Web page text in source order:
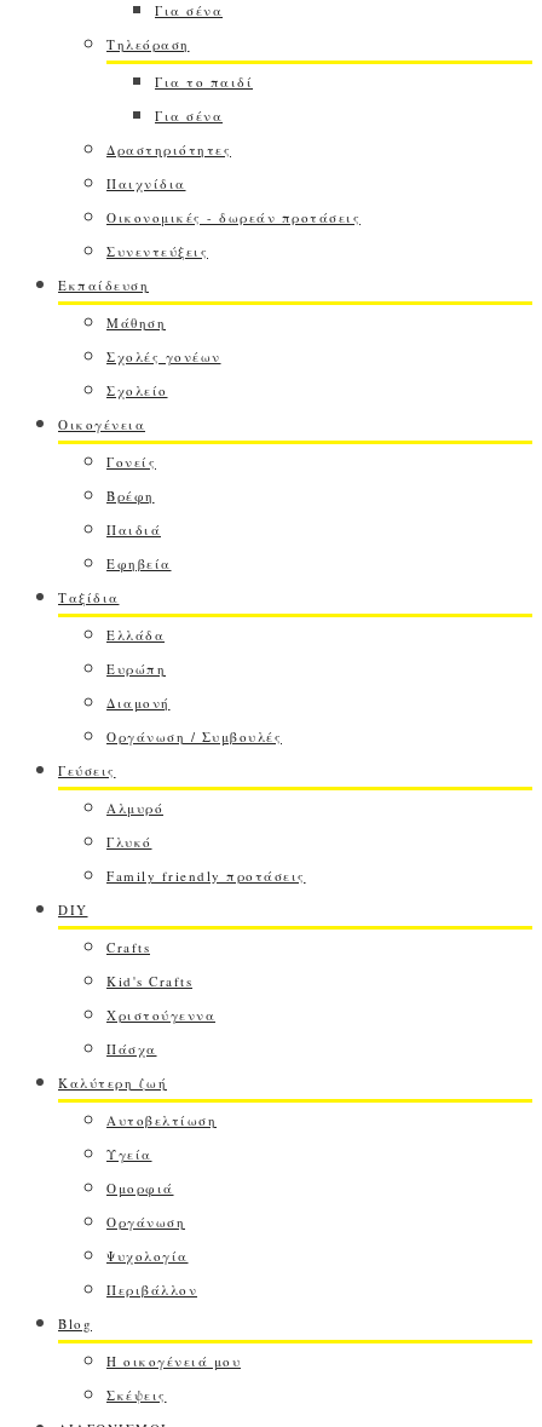
Για σένα
Τηλεόραση
Για το παιδί
Για σένα
Δραστηριότητες
Παιχνίδια
Οικονομικές - δωρεάν προτάσεις
Συνεντεύξεις
Εκπαίδευση
Μάθηση
Σχολές γονέων
Σχολείο
Οικογένεια
Γονείς
Βρέφη
Παιδιά
Εφηβεία
Ταξίδια
Ελλάδα
Ευρώπη
Διαμονή
Οργάνωση / Συμβουλές
Γεύσεις
Αλμυρό
Γλυκό
Family friendly προτάσεις
DIY
Crafts
Kid's Crafts
Χριστούγεννα
Πάσχα
Καλύτερη ζωή
Αυτοβελτίωση
Υγεία
Ομορφιά
Οργάνωση
Ψυχολογία
Περιβάλλον
Blog
Η οικογένειά μου
Σκέψεις